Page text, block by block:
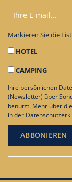
Markieren Sie die
HOTEL
CAMPING
Ihre persönlichen
(Newsletter) über
benutzt. Mehr über
in der